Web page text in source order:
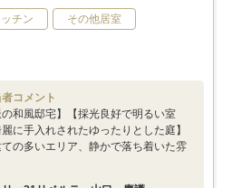
チン その他居室
コメント
の和風邸宅】【採光良好で明るい室
に手入れされたゆったりとした庭】
ての多いエリア、静かで落ち着いた雰